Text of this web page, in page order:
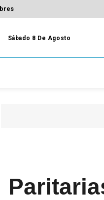
Sábado 8 De Agosto